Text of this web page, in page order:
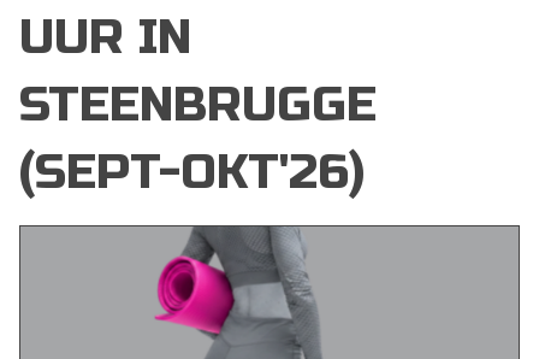
UUR IN
STEENBRUGGE
(SEPT-OKT'26)